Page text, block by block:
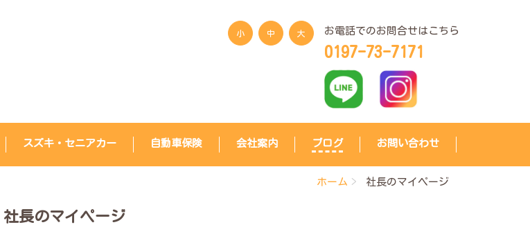
お電話でのお問合せはこちら
0197-73-7171
小 中 大
スズキ・セニアカー 自動車保険 会社案内 ブログ お問い合わせ
ホーム 社長のマイページ
社長のマイページ